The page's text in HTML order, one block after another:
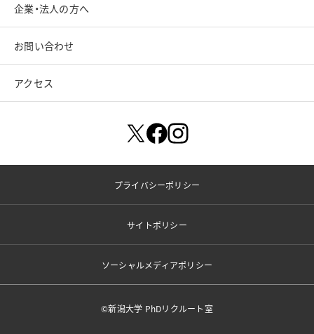
企業・法人の方へ
お問い合わせ
アクセス
©新潟大学 PhDリクルート室
プライバシーポリシー
サイトポリシー
ソーシャルメディアポリシー